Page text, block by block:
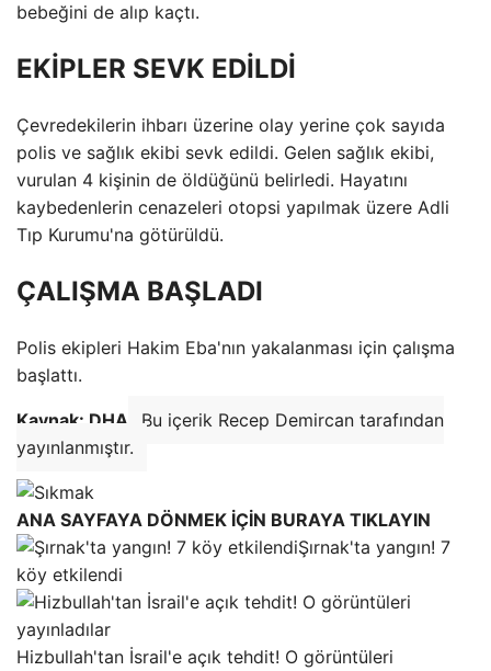
bebeğini de alıp kaçtı.
EKİPLER SEVK EDİLDİ
Çevredekilerin ihbarı üzerine olay yerine çok sayıda
polis ve sağlık ekibi sevk edildi. Gelen sağlık ekibi,
vurulan 4 kişinin de öldüğünü belirledi. Hayatını
kaybedenlerin cenazeleri otopsi yapılmak üzere Adli
Tıp Kurumu'na götürüldü.
ÇALIŞMA BAŞLADI
Polis ekipleri Hakim Eba'nın yakalanması için çalışma
başlattı.
Kaynak: DHA
Bu içerik Recep Demircan tarafından
yayınlanmıştır.
ANA SAYFAYA DÖNMEK İÇİN BURAYA TIKLAYIN
Şırnak'ta yangın! 7
köy etkilendi
Hizbullah'tan İsrail'e açık tehdit! O görüntüleri